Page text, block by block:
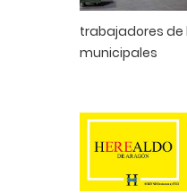
trabajadores
municipales